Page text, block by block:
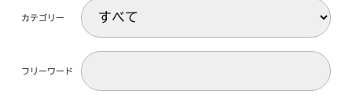
カテゴリー
フリーワード